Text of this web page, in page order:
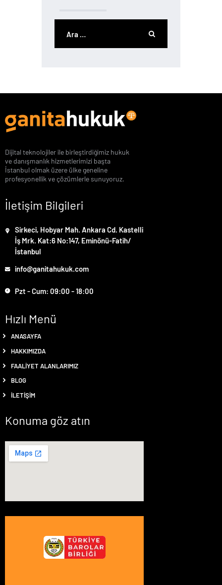
Dijital teknolojiler ile birleştirdiğimiz hukuk
ve danışmanlık hizmetlerimizi başta
İstanbul olmak üzere ülke geneline
profesyonellik ve çözümlerle sunuyoruz.
İletişim Bilgileri
Sirkeci, Hobyar Mah. Ankara Cd. Kastelli
İş Mrk. Kat:6 No:147, Eminönü-Fatih/
İstanbul
info@ganitahukuk.com
Pzt - Cum: 09:00 - 18:00
Hızlı Menü
ANASAYFA
HAKKIMIZDA
FAALIYET ALANLARIMIZ
BLOG
İLETIŞIM
Konuma göz atın